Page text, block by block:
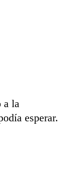
a la
esperar.